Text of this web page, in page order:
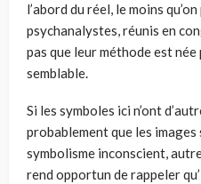
l’abord du réel, le moins
psychanalystes, réunis en
pas que leur méthode est née
semblable.
Si les symboles ici n’ont
probablement que les
symbolisme inconscient,
rend opportun de rappeler